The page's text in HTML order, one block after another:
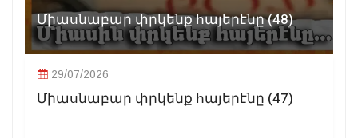
Միասնաբար փրկենք հայերէնը (48)
29/07/2026
Միասնաբար փրկենք հայերէնը (47)